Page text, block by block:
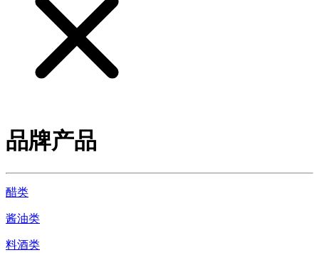
品牌产品
醋类
酱油类
料酒类